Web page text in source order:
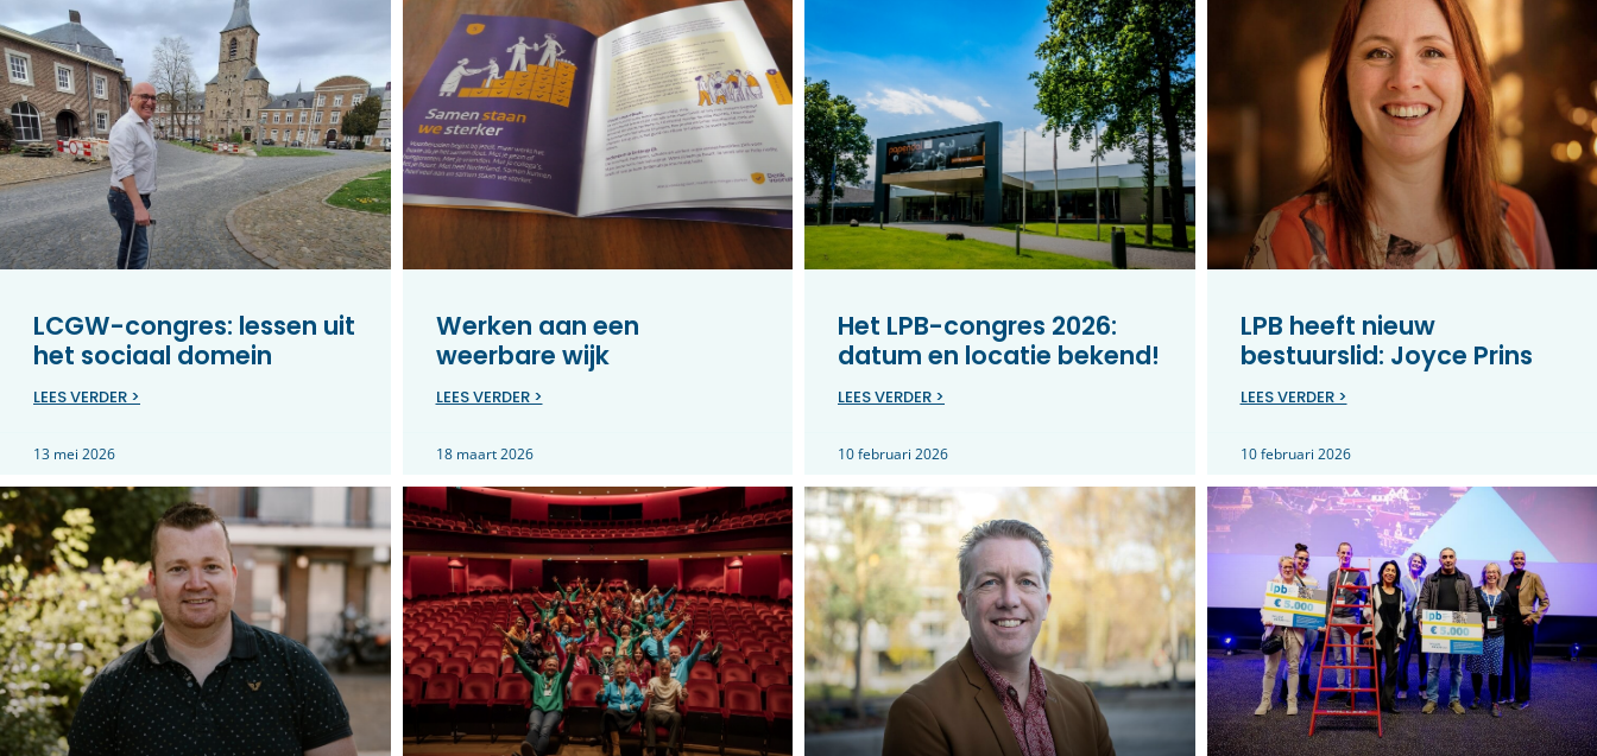
LCGW-congres: lessen uit
het sociaal domein
LEES VERDER >
13 mei 2026
Werken aan een
weerbare wijk
LEES VERDER >
18 maart 2026
Het LPB-congres 2026:
datum en locatie bekend!
LEES VERDER >
10 februari 2026
LPB heeft nieuw
bestuurslid: Joyce Prins
LEES VERDER >
10 februari 2026